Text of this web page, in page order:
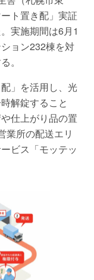
ト置き配」実証
実施期間は6月1
ョン232棟を対
。
」を活用し、光
解錠すること
仕上がり品の置
業所の配送エリ
ビス「モッテッ